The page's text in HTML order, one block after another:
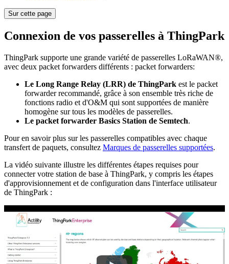
Sur cette page
Connexion de vos passerelles à ThingPark
ThingPark supporte une grande variété de passerelles LoRaWAN®,
avec deux packet forwarders différents : packet forwarders:
Le Long Range Relay (LRR) de ThingPark est le packet
forwarder recommandé, grâce à son ensemble très riche de
fonctions radio et d'O&M qui sont supportées de manière
homogène sur tous les modèles de passerelles.
Le packet forwarder Basics Station de Semtech.
Pour en savoir plus sur les passerelles compatibles avec chaque
transfert de paquets, consultez Marques de passerelles supportées.
La vidéo suivante illustre les différentes étapes requises pour
connecter votre station de base à ThingPark, y compris les étapes
d'approvisionnement et de configuration dans l'interface utilisateur
de ThingPark :